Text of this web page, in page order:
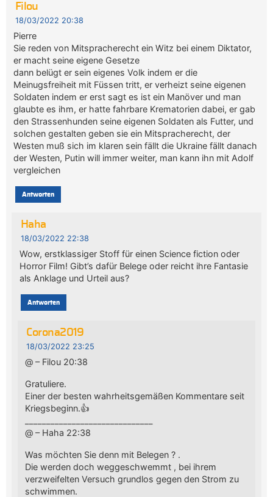
Filou
18/03/2022 20:38
Pierre
Sie reden von Mitspracherecht ein Witz bei einem Diktator,
er macht seine eigene Gesetze
dann belügt er sein eigenes Volk indem er die
Meinugsfreiheit mit Füssen tritt, er verheizt seine eigenen
Soldaten indem er erst sagt es ist ein Manöver und man
glaubte es ihm, er hatte fahrbare Krematorien dabei, er gab
den Strassenhunden seine eigenen Soldaten als Futter, und
solchen gestalten geben sie ein Mitspracherecht, der
Westen muß sich im klaren sein fällt die Ukraine fällt danach
der Westen, Putin will immer weiter, man kann ihn mit Adolf
vergleichen
Antworten
Haha
18/03/2022 22:38
Wow, erstklassiger Stoff für einen Science fiction oder
Horror Film! Gibt’s dafür Belege oder reicht ihre Fantasie
als Anklage und Urteil aus?
Antworten
Corona2019
18/03/2022 23:25
@ – Filou 20:38
Gratuliere.
Einer der besten wahrheitsgemäßen Kommentare seit
Kriegsbeginn.👍
@ – Haha 22:38
Was möchten Sie denn mit Belegen ? .
Die werden doch weggeschwemmt , bei ihrem
verzweifelten Versuch grundlos gegen den Strom zu
schwimmen.